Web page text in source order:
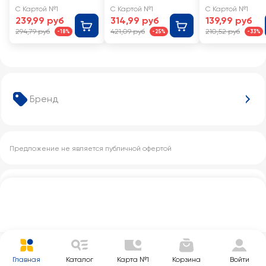
Бренд
Предложение не является публичной офертой
листовой
С Картой №1
239,99 руб
294,79 руб -18%
листовой
С Картой №1
314,99 руб
421,09 руб -25%
С Картой №1
139,99 руб
210,52 руб -33%
Главная Каталог Карта №1 Корзина Войти